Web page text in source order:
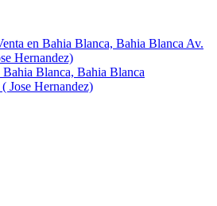
Bahia Blanca, Bahia Blanca
Jose Hernandez)